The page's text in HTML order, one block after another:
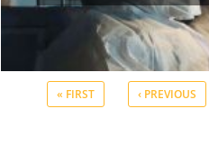
« FIRST ‹ PREVIOUS